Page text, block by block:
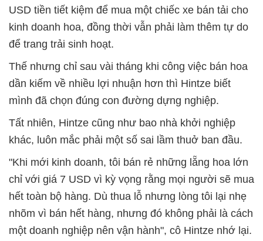
USD tiền tiết kiệm để mua một chiếc xe bán tải cho
kinh doanh hoa, đồng thời vẫn phải làm thêm tự do
để trang trải sinh hoạt.
Thế nhưng chỉ sau vài tháng khi công việc bán hoa
dần kiếm về nhiều lợi nhuận hơn thì Hintze biết
mình đã chọn đúng con đường dựng nghiệp.
Tất nhiên, Hintze cũng như bao nhà khởi nghiệp
khác, luôn mắc phải một số sai lầm thuở ban đầu.
"Khi mới kinh doanh, tôi bán rẻ những lẵng hoa lớn
chỉ với giá 7 USD vì kỳ vọng rằng mọi người sẽ mua
hết toàn bộ hàng. Dù thua lỗ nhưng lòng tôi lại nhẹ
nhõm vì bán hết hàng, nhưng đó không phải là cách
một doanh nghiệp nên vận hành", cô Hintze nhớ lại.